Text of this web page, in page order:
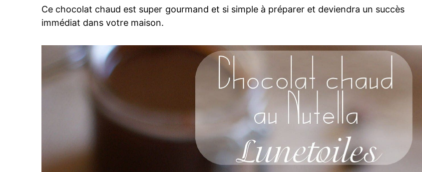
Ce chocolat chaud est super gourmand et si simple à préparer et deviendra un succès
immédiat dans votre maison.